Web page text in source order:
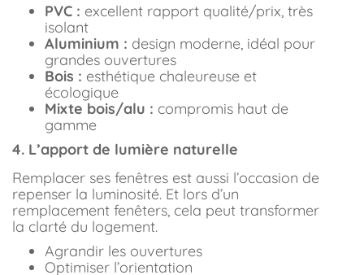
PVC : excellent rapport qualité/prix, très
isolant
Aluminium : design moderne, idéal pour
grandes ouvertures
Bois : esthétique chaleureuse et
écologique
Mixte bois/alu : compromis haut de
gamme
4. L’apport de lumière naturelle
Remplacer ses fenêtres est aussi l’occasion de
repenser la luminosité. Et lors d’un
remplacement fenêters, cela peut transformer
la clarté du logement.
Agrandir les ouvertures
Optimiser l’orientation